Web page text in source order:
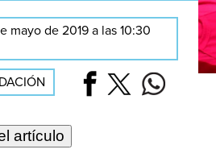
mayo de 2019 a las 10:30
artículo